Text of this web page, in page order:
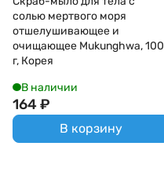
солью мертвого моря
отшелушивающее и
очищающее Mukunghwa, 100
г, Корея
В наличии
164₽
В корзину